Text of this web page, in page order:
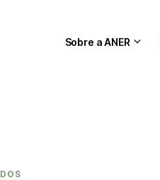
Sobre a ANER